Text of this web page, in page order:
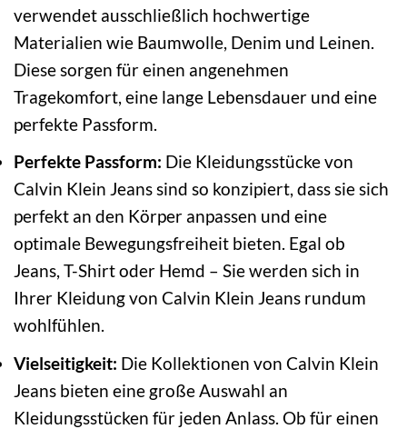
verwendet ausschließlich hochwertige
Materialien wie Baumwolle, Denim und Leinen.
Diese sorgen für einen angenehmen
Tragekomfort, eine lange Lebensdauer und eine
perfekte Passform.
Perfekte Passform: Die Kleidungsstücke von
Calvin Klein Jeans sind so konzipiert, dass sie sich
perfekt an den Körper anpassen und eine
optimale Bewegungsfreiheit bieten. Egal ob
Jeans, T-Shirt oder Hemd – Sie werden sich in
Ihrer Kleidung von Calvin Klein Jeans rundum
wohlfühlen.
Vielseitigkeit: Die Kollektionen von Calvin Klein
Jeans bieten eine große Auswahl an
Kleidungsstücken für jeden Anlass. Ob für einen